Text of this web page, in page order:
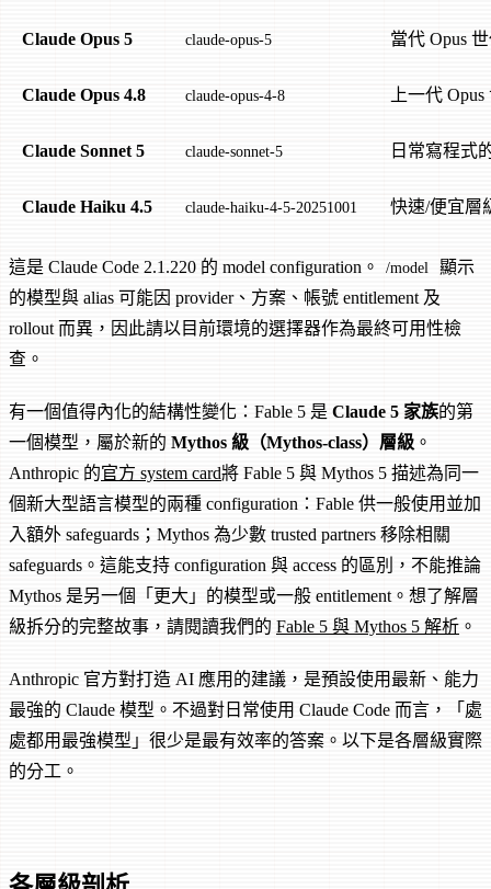
Claude Opus 5 claude-opus-5 當代 Opus
Claude Opus 4.8 claude-opus-4-8 上一代
Claude Sonnet 5 claude-sonnet-5 日常寫程式
Claude Haiku 4.5 claude-haiku-4-5-20251001 快速/便宜層
這是 Claude Code 2.1.220 的 model configuration。 /model
顯示
的模型與 alias 可能因 provider、方案、帳號 entitlement 及
rollout 而異，因此請以目前環境的選擇器作為最終可用性檢
查。
有一個值得內化的結構性變化：Fable 5 是 Claude 5 家族的第
一個模型，屬於新的 Mythos 級（Mythos-class）層級 。
Anthropic 的官方 system card將 Fable 5 與 Mythos 5 描述為同一
個新大型語言模型的兩種 configuration：Fable 供一般使用並加
入額外 safeguards；Mythos 為少數 trusted partners 移除相關
safeguards。這能支持 configuration 與 access 的區別，不能推論
Mythos 是另一個「更大」的模型或一般 entitlement。想了解層
級拆分的完整故事，請閱讀我們的 Fable 5 與 Mythos 5 解析 。
Anthropic 官方對打造 AI 應用的建議，是預設使用最新、能力
最強的 Claude 模型。不過對日常使用 Claude Code 而言，「處
處都用最強模型」很少是最有效率的答案。以下是各層級實際
的分工。